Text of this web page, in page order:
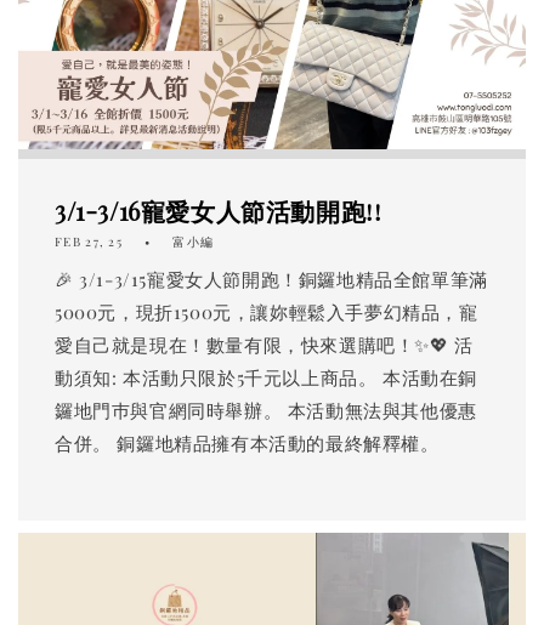
3/1-3/16寵愛女人節活動開跑!!
FEB 27, 25 富小編
🎉 3/1-3/15寵愛女人節開跑！銅鑼地精品全館單筆滿
5000元，現折1500元，讓妳輕鬆入手夢幻精品，寵
愛自己就是現在！數量有限，快來選購吧！✨💖 活
動須知: 本活動只限於5千元以上商品。 本活動在銅
鑼地門巿與官網同時舉辦。 本活動無法與其他優惠
合併。 銅鑼地精品擁有本活動的最終解釋權。